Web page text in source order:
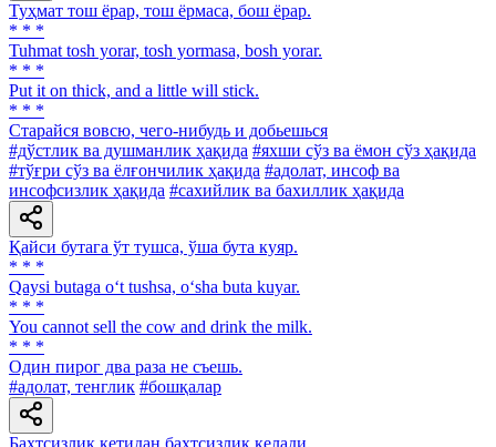
Туҳмат тош ёрар, тош ёрмаса, бош ёрар.
* * *
Tuhmat tosh yorar, tosh yormasa, bosh yorar.
* * *
Put it on thick, and a little will stick.
* * *
Старайся вовсю, чего-нибудь и добьешься
#дўстлик ва душманлик ҳақида #яхши сўз ва ёмон сўз ҳақида
#тўғри сўз ва ёлғончилик ҳақида #адолат, инсоф ва
инсофсизлик ҳақида #сахийлик ва бахиллик ҳақида
Қайси бутага ўт тушса, ўша бута куяр.
* * *
Qaysi butaga o‘t tushsa, o‘sha buta kuyar.
* * *
You cannot sell the cow and drink the milk.
* * *
Один пирог два раза не съешь.
#адолат, тенглик #бошқалар